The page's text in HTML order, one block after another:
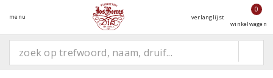
menu verlanglijst
0
winkelwagen